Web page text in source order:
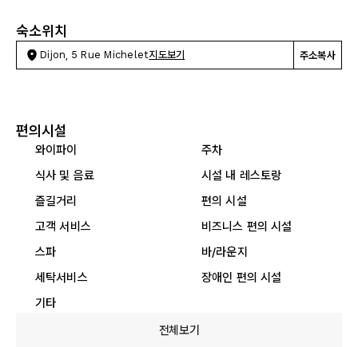
숙소위치
Dijon, 5 Rue Michelet지도보기 주소복사
편의시설
와이파이
주차
식사 및 음료
시설 내 레스토랑
즐길거리
편의 시설
고객 서비스
비즈니스 편의 시설
스파
바/라운지
세탁서비스
장애인 편의 시설
기타
전체보기